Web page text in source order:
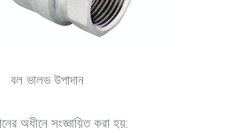
বল ভালভ উপাদান
অধীনে সংজ্ঞায়িত করা হয়: